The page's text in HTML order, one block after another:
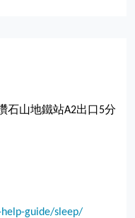
石山地鐵站A2出口5分
guide/sleep/